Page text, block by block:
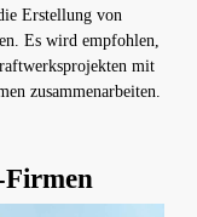
Erstellung von
Es wird empfohlen,
mit
zusammenarbeiten.